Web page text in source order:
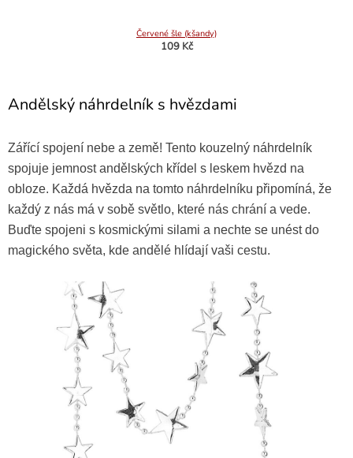
Červené šle (kšandy)
109 Kč
Andělská sada (křídla s flittry,
Andělský náhrdelník s hvězdami
Zářící spojení nebe a země! Tento kouzelný náhrdelník
spojuje jemnost andělských křídel s leskem hvězd na
obloze. Každá hvězda na tomto náhrdelníku připomíná, že
každý z nás má v sobě světlo, které nás chrání a vede.
Buďte spojeni s kosmickými silami a nechte se unést do
magického světa, kde andělé hlídají vaši cestu.